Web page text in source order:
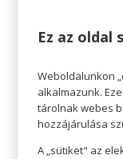
A másik ok,
Ez az oldal
Weboldalunkon
alkalmazunk.
tárolnak webes
hozzájárulása
A „sütiket" az